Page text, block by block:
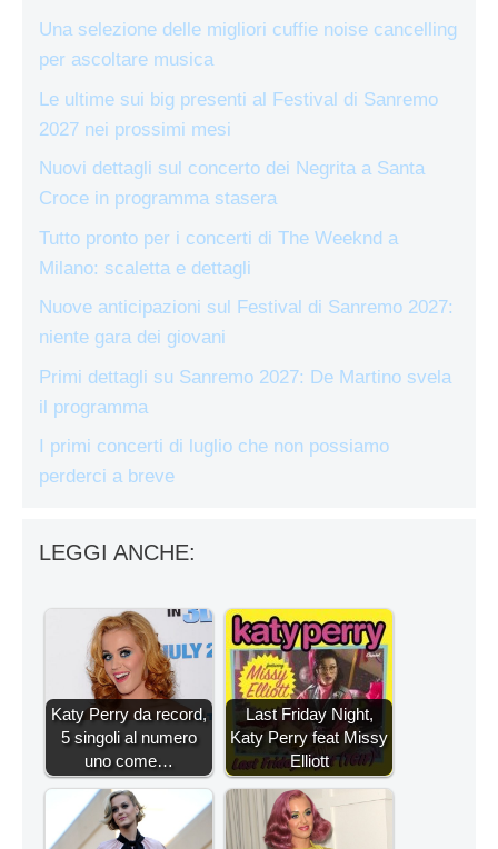
Una selezione delle migliori cuffie noise cancelling
per ascoltare musica
Le ultime sui big presenti al Festival di Sanremo
2027 nei prossimi mesi
Nuovi dettagli sul concerto dei Negrita a Santa
Croce in programma stasera
Tutto pronto per i concerti di The Weeknd a
Milano: scaletta e dettagli
Nuove anticipazioni sul Festival di Sanremo 2027:
niente gara dei giovani
Primi dettagli su Sanremo 2027: De Martino svela
il programma
I primi concerti di luglio che non possiamo
perderci a breve
LEGGI ANCHE:
Katy Perry da record,
5 singoli al numero
uno come…
Last Friday Night,
Katy Perry feat Missy
Elliott